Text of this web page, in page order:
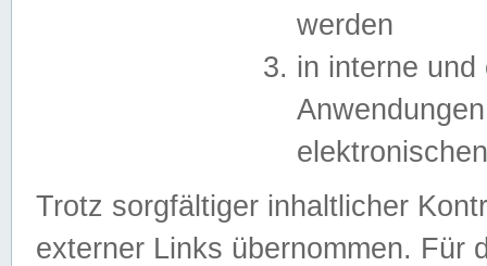
werden
in interne
Trotz sorgfältiger inhaltlicher
externer Links übernommen. Für